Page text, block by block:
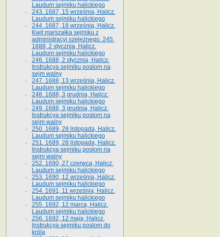
Laudum sejmiku halickiego
243. 1687, 15 września, Halicz.
Laudum sejmiku halickiego
244. 1687, 18 września, Halicz.
Kwit marszałka sejmiku z
administracyi szelężnego. 245.
1688, 2 stycznia, Halicz.
Laudum sejmiku halickiego
246. 1688, 2 stycznia, Halicz.
Instrukcya sejmiku posłom na
sejm walny
247. 1688, 13 września, Halicz.
Laudum sejmiku halickiego
248. 1688, 3 grudnia, Halicz.
Laudum sejmiku halickiego
249. 1688, 3 grudnia, Halicz.
Instrukcya sejmiku posłom na
sejm walny
250. 1689, 28 listopada, Halicz.
Laudum sejmiku halickiego
251. 1689, 28 listopada, Halicz.
Instrukcya sejmiku posłom na
sejm walny
252. 1690, 27 czerwca, Halicz.
Laudum sejmiku halickiego
253. 1690, 12 września, Halicz.
Laudum sejmiku halickiego
254. 1691, 11 września, Halicz.
Laudum sejmiku halickiego
255. 1692, 12 marca, Halicz.
Laudum sejmiku halickiego
256. 1692, 12 maja, Halicz.
Instrukcya sejmiku posłom do
króla